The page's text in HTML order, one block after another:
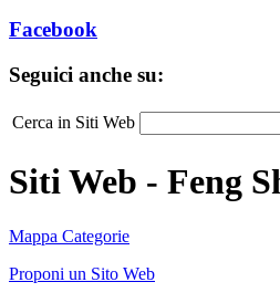
Facebook
Seguici anche su:
Cerca in Siti Web
Siti Web - Feng
Mappa Categorie
Proponi un Sito Web